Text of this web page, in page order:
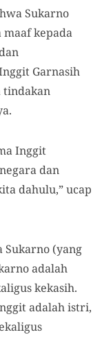
Sukarno
kepada
Garnasih
tindakan
Inggit
dan
dahulu,” ucap
(yang
adalah
kekasih.
adalah istri,